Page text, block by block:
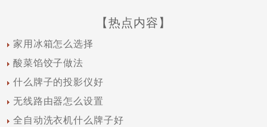
【热点内容】
家用冰箱怎么选择
酸菜馅饺子做法
什么牌子的投影仪好
无线路由器怎么设置
全自动洗衣机什么牌子好